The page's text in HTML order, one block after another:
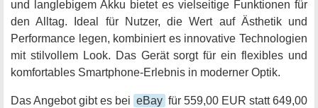
und langlebigem Akku bietet es vielseitige Funktionen für
den Alltag. Ideal für Nutzer, die Wert auf Ästhetik und
Performance legen, kombiniert es innovative Technologien
mit stilvollem Look. Das Gerät sorgt für ein flexibles und
komfortables Smartphone-Erlebnis in moderner Optik.
Das Angebot gibt es bei eBay für 559,00 EUR statt 649,00